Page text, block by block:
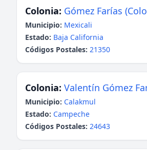
Colonia: Gómez Farías
Municipio: Mexicali
Estado: Baja California
Códigos Postales: 21350
Colonia: Valentín Gómez
Municipio: Calakmul
Estado: Campeche
Códigos Postales: 24643